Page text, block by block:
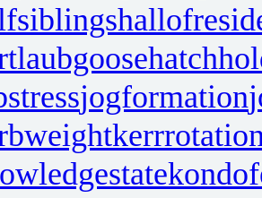
jogformation